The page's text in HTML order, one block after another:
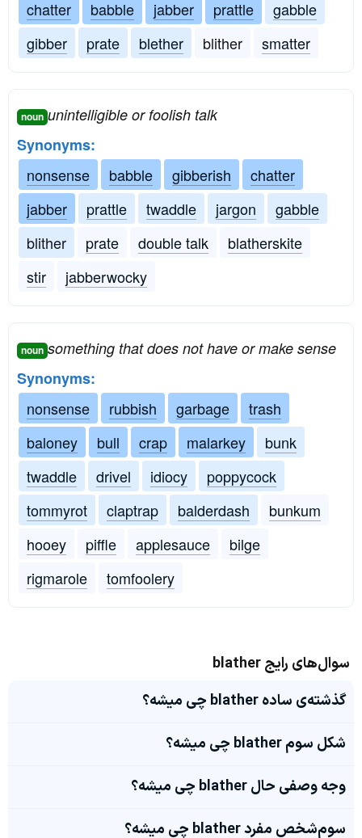
chatter
babble jabber prattle
gabble
gibber
prate blether blither smatter
noun unintelligible or foolish talk
Synonyms:
nonsense
babble gibberish
chatter
jabber
prattle twaddle jargon
gabble
blither
prate double talk
blatherskite
stir
jabberwocky
noun something that does not have or make sense
Synonyms:
nonsense
rubbish garbage
trash
baloney
bull crap malarkey
bunk
twaddle
drivel idiocy
poppycock
tommyrot
claptrap balderdash
bunkum
hooey
piffle applesauce
bilge
rigmarole
tomfoolery
سوال‌های رایج blather
گذشته‌ی ساده blather چی میشه؟
شکل سوم blather چی میشه؟
وجه وصفی حال blather چی میشه؟
سوم‌شخص مفرد blather چی میشه؟